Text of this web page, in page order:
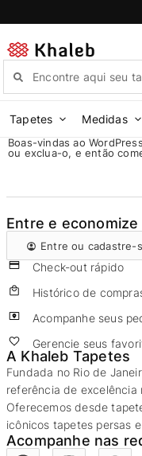
Tapetes Medidas
Boas-vindas ao
ou exclua-o, e então
Entre e economize
Entre ou cadastre-
Check-out rápido
Histórico de
Acompanhe seus
Gerencie seus
A Khaleb Tapetes
Fundada no Rio de
referência de
Oferecemos desde
icônicos tapetes persas
Acompanhe nas